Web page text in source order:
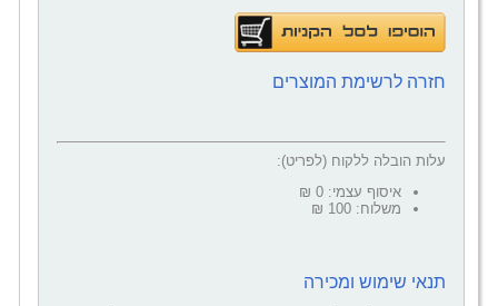
חזרה לרשימת המוצרים
עלות הובלה ללקוח (לפריט):
איסוף עצמי: 0 ₪
משלוח: 100 ₪
תנאי שימוש ומכירה